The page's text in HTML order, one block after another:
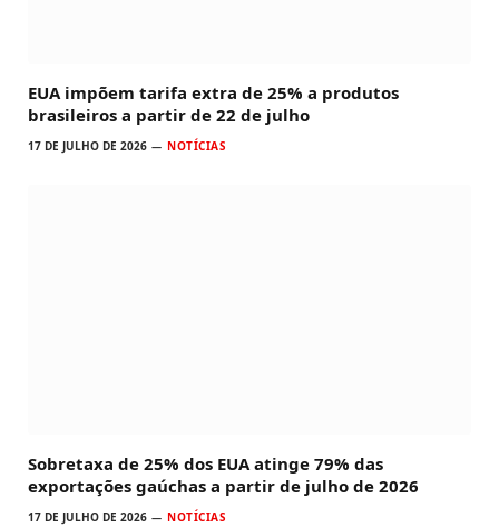
EUA impõem tarifa extra de 25% a produtos
brasileiros a partir de 22 de julho
17 DE JULHO DE 2026 NOTÍCIAS
Sobretaxa de 25% dos EUA atinge 79% das
exportações gaúchas a partir de julho de 2026
17 DE JULHO DE 2026 NOTÍCIAS